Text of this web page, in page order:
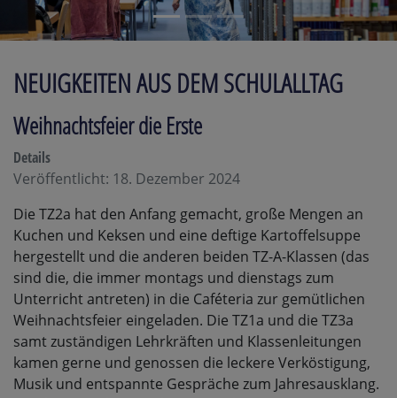
NEUIGKEITEN AUS DEM SCHULALLTAG
Weihnachtsfeier die Erste
Details
Veröffentlicht: 18. Dezember 2024
Die TZ2a hat den Anfang gemacht, große Mengen an
Kuchen und Keksen und eine deftige Kartoffelsuppe
hergestellt und die anderen beiden TZ-A-Klassen (das
sind die, die immer montags und dienstags zum
Unterricht antreten) in die Caféteria zur gemütlichen
Weihnachtsfeier eingeladen. Die TZ1a und die TZ3a
samt zuständigen Lehrkräften und Klassenleitungen
kamen gerne und genossen die leckere Verköstigung,
Musik und entspannte Gespräche zum Jahresausklang.